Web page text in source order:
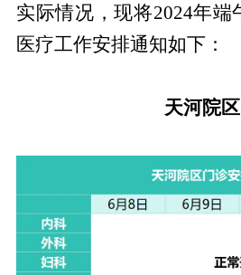
实际情况，现将2024年端
医疗工作安排通知如下：
天河院区